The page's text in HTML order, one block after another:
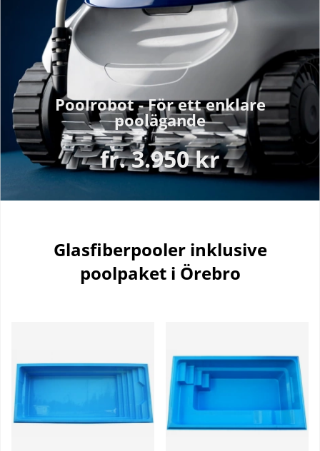
Poolrobot - För ett enklare
poolägande
fr. 3.950 kr
Glasfiberpooler inklusive
poolpaket i Örebro